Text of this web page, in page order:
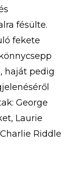
fésülte.
fekete
haját pedig
George
Laurie
Riddle